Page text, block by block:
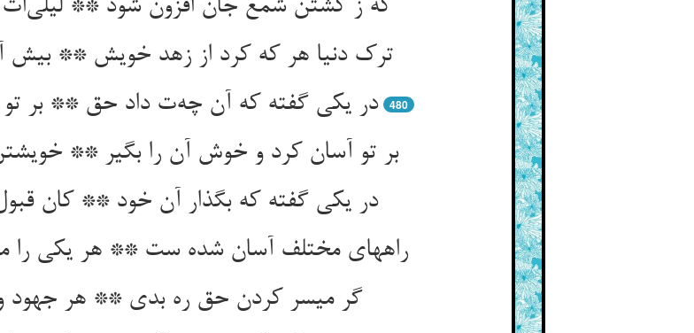
که ز کشتن شمع جان افزون شود ** لیلی‌‌ات
480
بر تو آسان کرد و خوش آن را بگیر **
در یکی گفته که بگذار آن خود ** کان
راههای مختلف آسان شده ست ** هر یکی را ملتی چون جان شده ست‌‌
گر میسر کردن حق ره بدی ** هر جهود و گبر از او آگه بدی‌‌